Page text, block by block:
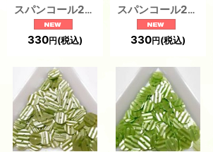
スパンコール2416 プリンセスフラワー5mm グリーン1g 5枚花弁
330円 (税込)
スパンコール2466 クロック5mm グリーン 1g
330円 (税込)